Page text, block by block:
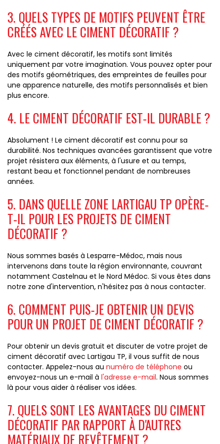
3. QUELS TYPES DE MOTIFS PEUVENT ÊTRE
CRÉÉS AVEC LE CIMENT DÉCORATIF ?
Avec le ciment décoratif, les motifs sont limités
uniquement par votre imagination. Vous pouvez opter pour
des motifs géométriques, des empreintes de feuilles pour
une apparence naturelle, des motifs personnalisés et bien
plus encore.
4. LE CIMENT DÉCORATIF EST-IL DURABLE ?
Absolument ! Le ciment décoratif est connu pour sa
durabilité. Nos techniques avancées garantissent que votre
projet résistera aux éléments, à l'usure et au temps,
restant beau et fonctionnel pendant de nombreuses
années.
5. DANS QUELLE ZONE LARTIGAU TP OPÈRE-
T-IL POUR LES PROJETS DE CIMENT
DÉCORATIF ?
Nous sommes basés à Lesparre-Médoc, mais nous
intervenons dans toute la région environnante, couvrant
notamment Castelnau et le Nord Médoc. Si vous êtes dans
notre zone d'intervention, n'hésitez pas à nous contacter.
6. COMMENT PUIS-JE OBTENIR UN DEVIS
POUR UN PROJET DE CIMENT DÉCORATIF ?
Pour obtenir un devis gratuit et discuter de votre projet de
ciment décoratif avec Lartigau TP, il vous suffit de nous
contacter. Appelez-nous au numéro de téléphone ou
envoyez-nous un e-mail à l'adresse e-mail. Nous sommes
là pour vous aider à réaliser vos idées.
7. QUELS SONT LES AVANTAGES DU CIMENT
DÉCORATIF PAR RAPPORT À D'AUTRES
MATÉRIAUX DE REVÊTEMENT ?